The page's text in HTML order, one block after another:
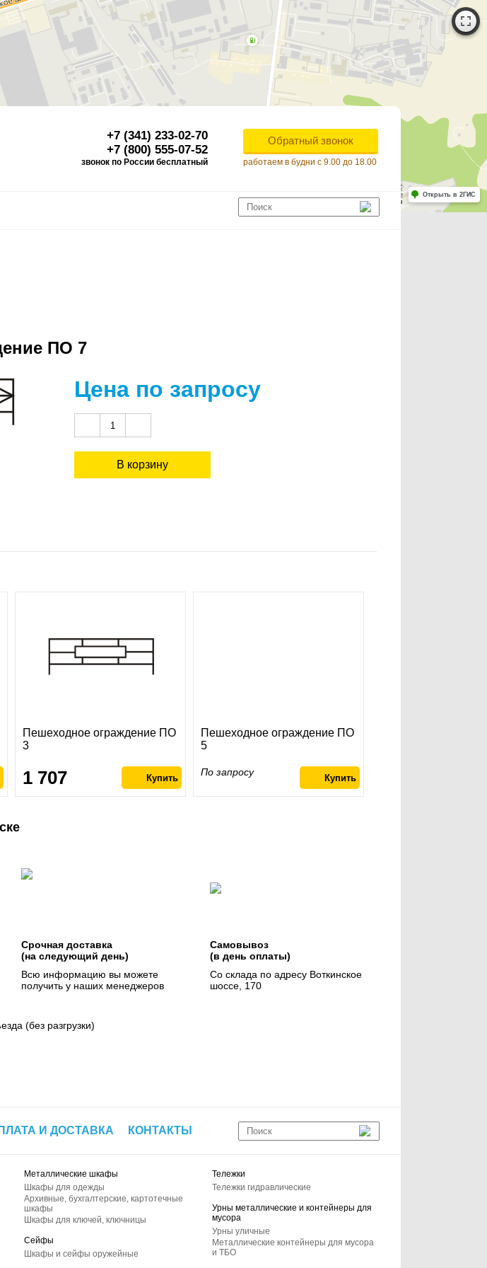
Работает на API 2ГИС
Лицензионное соглашение
Для корректной работы Raster JS API нужен ключ. Помощь: api@2gis.ru
Открыть в 2ГИС
+7 (341) 233-02-70
+7 (800) 555-07-52
звонок по России бесплатный
Обратный звонок
работаем в будни с 9.00 до 18.00
ПО 7
Цена по запросу
Пешеходное ограждение ПО
3
1 707
Пешеходное ограждение ПО
5
По запросу
Срочная доставка
(на следующий день)
Всю информацию вы можете
получить у наших менеджеров
Самовывоз
(в день оплаты)
Со склада по адресу Воткинское
шоссе, 170
(без разгрузки)
И ДОСТАВКА КОНТАКТЫ
Металлические шкафы
Шкафы для одежды
Архивные, бухгалтерские, картотечные
шкафы
Шкафы для ключей, ключницы
Сейфы
Шкафы и сейфы оружейные
Тележки
Тележки гидравлические
Урны металлические и контейнеры для
мусора
Урны уличные
Металлические контейнеры для мусора
и ТБО